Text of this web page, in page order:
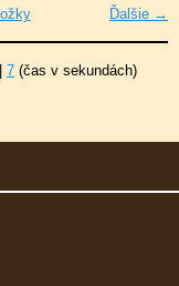
Ďalšie →
7 (čas v sekundách)